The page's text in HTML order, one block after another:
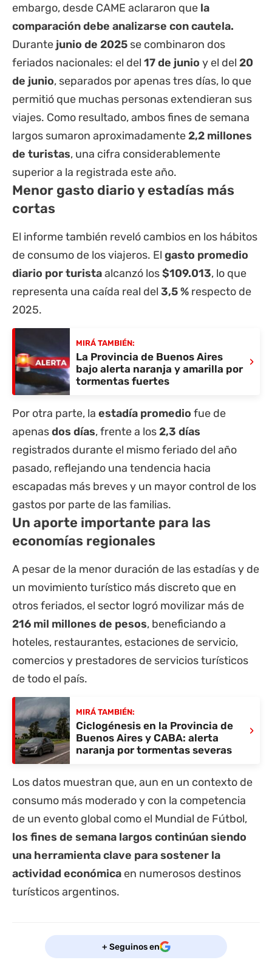
embargo, desde CAME aclararon que la
comparación debe analizarse con cautela.
Durante junio de 2025 se combinaron dos
feriados nacionales: el del 17 de junio y el del 20
de junio, separados por apenas tres días, lo que
permitió que muchas personas extendieran sus
viajes. Como resultado, ambos fines de semana
largos sumaron aproximadamente2,2 millones
de turistas, una cifra considerablemente
superior a la registrada este año.
Menor gasto diario y estadías más
cortas
El informe también reveló cambios en los hábitos
de consumo de los viajeros. El gasto promedio
diario por turistaalcanzó los$109.013, lo que
representa una caída real del 3,5 % respecto de
2025.
MIRÁ TAMBIÉN:
La Provincia de Buenos Aires
bajo alerta naranja y amarilla por
tormentas fuertes
›
Por otra parte, la estadía promedio fue de
apenasdos días, frente a los2,3 días
registrados durante el mismo feriado del año
pasado, reflejando una tendencia hacia
escapadas más breves y un mayor control de los
gastos por parte de las familias.
Un aporte importante para las
economías regionales
A pesar de la menor duración de las estadías y de
un movimiento turístico más discreto que en
otros feriados, el sector logró movilizar más de
216 mil millones de pesos, beneficiando a
hoteles, restaurantes, estaciones de servicio,
comercios y prestadores de servicios turísticos
de todo el país.
MIRÁ TAMBIÉN:
Ciclogénesis en la Provincia de
Buenos Aires y CABA: alerta
naranja por tormentas severas
›
Los datos muestran que, aun en un contexto de
consumo más moderado y con la competencia
de un evento global como el Mundial de Fútbol,
los fines de semana largos continúan siendo
una herramienta clave para sostener la
actividad económica en numerosos destinos
turísticos argentinos.
+ Seguinos en